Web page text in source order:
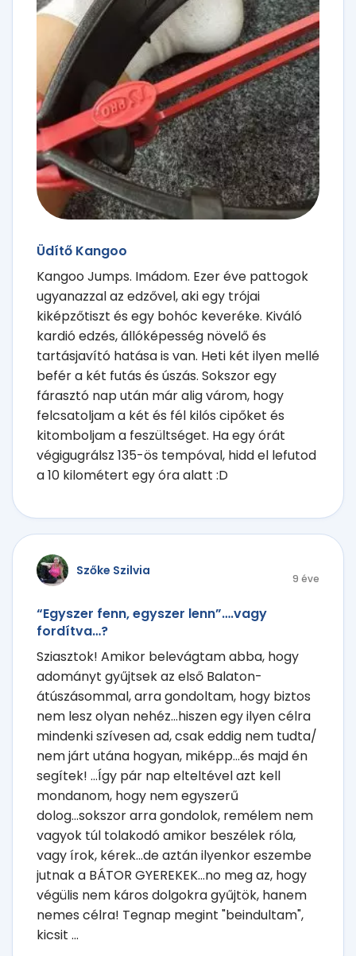
Üdítő Kangoo
Kangoo Jumps. Imádom. Ezer éve pattogok
ugyanazzal az edzővel, aki egy trójai
kiképzőtiszt és egy bohóc keveréke. Kiváló
kardió edzés, állóképesség növelő és
tartásjavító hatása is van. Heti két ilyen mellé
befér a két futás és úszás. Sokszor egy
fárasztó nap után már alig várom, hogy
felcsatoljam a két és fél kilós cipőket és
kitomboljam a feszültséget. Ha egy órát
végigugrálsz 135-ös tempóval, hidd el lefutod
a 10 kilométert egy óra alatt :D
Szőke Szilvia
9 éve
“Egyszer fenn, egyszer lenn”….vagy
fordítva…?
Sziasztok! Amikor belevágtam abba, hogy
adományt gyűjtsek az első Balaton-
átúszásommal, arra gondoltam, hogy biztos
nem lesz olyan nehéz...hiszen egy ilyen célra
mindenki szívesen ad, csak eddig nem tudta/
nem járt utána hogyan, miképp...és majd én
segítek! ...Így pár nap elteltével azt kell
mondanom, hogy nem egyszerű
dolog...sokszor arra gondolok, remélem nem
vagyok túl tolakodó amikor beszélek róla,
vagy írok, kérek...de aztán ilyenkor eszembe
jutnak a BÁTOR GYEREKEK...no meg az, hogy
végülis nem káros dolgokra gyűjtök, hanem
nemes célra! Tegnap megint "beindultam",
kicsit ...